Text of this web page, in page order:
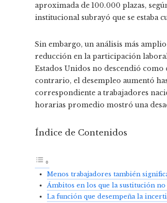
aproximada de 100.000 plazas,
institucional subrayó que se estaba
Sin embargo, un análisis más
reducción en la participación
Estados Unidos no descendió
contrario, el desempleo aumentó
correspondiente a trabajadores
horarias promedio mostró una
Índice de Contenidos
Menos trabajadores también
Ámbitos en los que la sustitución
La función que desempeña la